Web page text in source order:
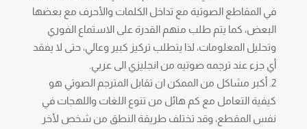
في المقاطع الصوتية مع تداخل الكلمات والأحرف مع بعضها
البعض، كما يتم طلب منهم القدرة على الاستماع الفوري
وتحليل المعلومات، لذا يتطلب تركيز كبير وعالي، حتى لا يفقد
أي جزء عند ترجمه صوتيه من انجليزي الى عربي.
أكبر مشاكل من الممكن ان تقابل المترجم الصوتي هو
كيفية التعامل مع كم هائل من تنوع اللغات واللهجات في
نفس المقطع، وقد تختلف طريقة النطق من شخص لأخر